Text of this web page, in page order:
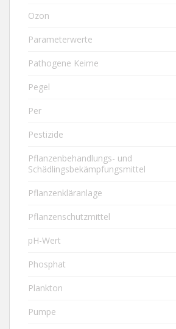
Ozon
Parameterwerte
Pathogene Keime
Pegel
Per
Pestizide
Pflanzenbehandlungs- und
Schädlingsbekämpfungsmittel
Pflanzenkläranlage
Pflanzenschutzmittel
pH-Wert
Phosphat
Plankton
Pumpe